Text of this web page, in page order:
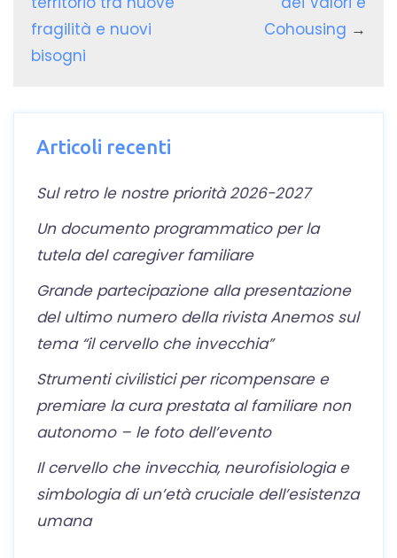
fragilità e nuovi
bisogni
Cohousing →
Articoli recenti
Sul retro le nostre priorità 2026-2027
Un documento programmatico per la
tutela del caregiver familiare
Grande partecipazione alla presentazione
del ultimo numero della rivista Anemos sul
tema “il cervello che invecchia”
Strumenti civilistici per ricompensare e
premiare la cura prestata al familiare non
autonomo – le foto dell’evento
Il cervello che invecchia, neurofisiologia e
simbologia di un’età cruciale dell’esistenza
umana